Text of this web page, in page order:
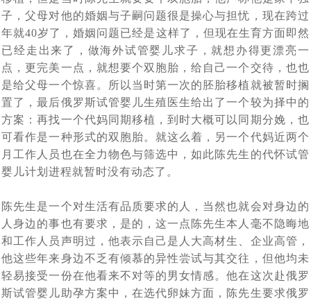
一家是怎么想的吗 [2021-02-26]
代怀亲历者：未经他人苦,莫劝人向善，可怜天下父母心。
[2021-02-02]
胚胎成功着床，第二批赴俄罗斯试管婴儿求子归来，14天
隔离期内得到新生命开始孕育的好消息 [2020-11-22]
10月17日，成功抵达莫斯科，中国夫妇两拔人马赴俄抱
娃，成功会师 [2020-10-19]
10.10号，直飞莫斯科-单身求子可办医疗签证了，俄罗斯
[2020-09-29]
魔法助孕，俄罗斯民间不做试管婴儿时，听说这种求子方
式很有效 [2020-09-26]
海外试管婴儿及代怀法律与规定详解
[2020-09-21]
中国朋友出国求子，小心孩子出生前被“基因调包”，生出
的孩子不是自己的 [2020-09-17]
中国同性恋朋友有7000万，同性恋群体做海外试管婴儿代
子，父母对他的婚姻与子嗣问题很是操心与担忧，现在跨过
年就40岁了，婚姻问题已经是这样了，但现在生育方面即然
已经走出来了，做海外试管婴儿求子，就想办得更漂亮一
点，更完美一点，就想要个双胞胎，给自己一个交待，也也
是给父母一个惊喜。所以当时第一次的胚胎移植就被暂时搁
置了，最后俄罗斯试管婴儿生殖医生给出了一个较为择中的
方案：再找一个代妈同期移植，到时大概可以同期分娩，也
可看作是一种形式的双胞胎。就这么着，另一个代妈近两个
月工作人员也在全力物色与筛选中，如此陈先生的代怀试管
婴儿计划进程就暂时没有动态了。
陈先生是一个对生活有品质要求的人，当然也就会对身边的
人身边的事也有要求，是的，这一点陈先生本人毫不隐晦地
和工作人员声明过，他表示自己是人大高材生、企业高管，
他这些年来身边不乏有倾慕的异性尝试与其交往，但他均未
轻易接受一份在他看来不对等的男女情感。他在这次赴俄罗
斯试管婴儿助孕方案中，在选代卵妹方面，陈先生要求俄罗